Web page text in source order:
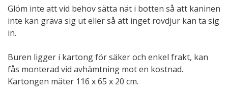
Glöm inte att vid behov sätta nät i botten så att kaninen
inte kan gräva sig ut eller så att inget rovdjur kan ta sig
in.
Buren ligger i kartong för säker och enkel frakt, kan
fås monterad vid avhämtning mot en kostnad.
Kartongen mäter 116 x 65 x 20 cm.